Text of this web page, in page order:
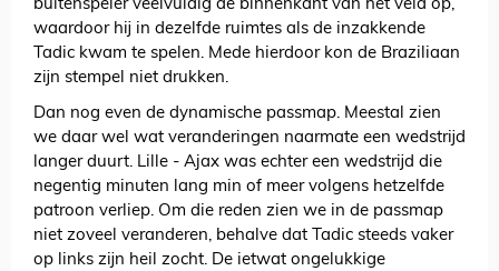
buitenspeler veelvuldig de binnenkant van het veld op,
waardoor hij in dezelfde ruimtes als de inzakkende
Tadic kwam te spelen. Mede hierdoor kon de Braziliaan
zijn stempel niet drukken.
Dan nog even de dynamische passmap. Meestal zien
we daar wel wat veranderingen naarmate een wedstrijd
langer duurt. Lille - Ajax was echter een wedstrijd die
negentig minuten lang min of meer volgens hetzelfde
patroon verliep. Om die reden zien we in de passmap
niet zoveel veranderen, behalve dat Tadic steeds vaker
op links zijn heil zocht. De ietwat ongelukkige